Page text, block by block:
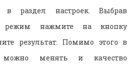
в раздел настроек. Выбрав
режим нажмите на кнопку
результат. Помимо этого в
можно менять и качество